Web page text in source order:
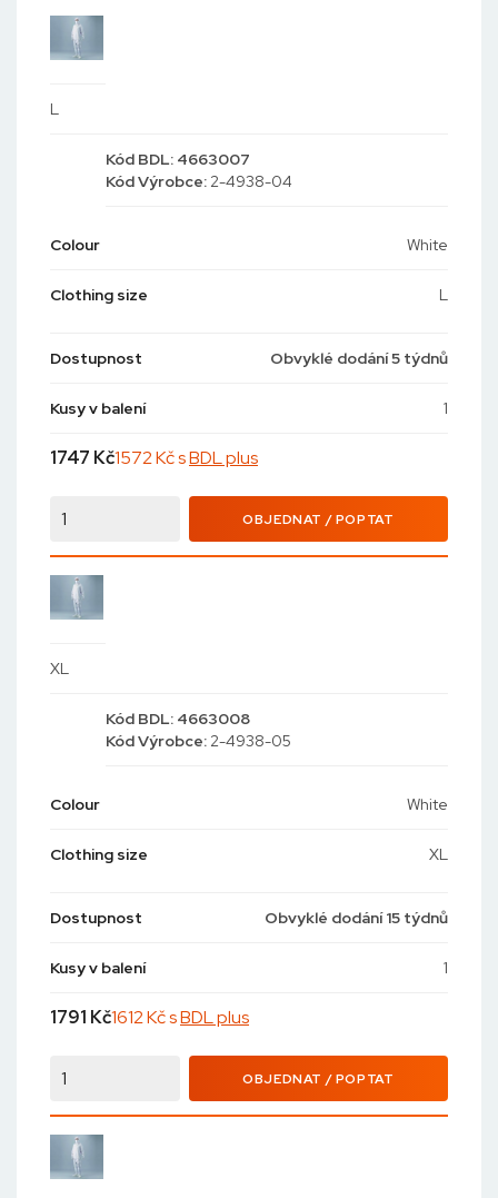
L
Kód BDL: 4663007
KódVýrobce: 2-4938-04
Colour White
Clothing size L
Dostupnost Obvyklé dodání 5 týdnů
Kusy v balení 1
1747 Kč1572 Kč sBDL plus
OBJEDNAT / POPTAT
XL
Kód BDL: 4663008
KódVýrobce: 2-4938-05
Colour White
Clothing size XL
Dostupnost Obvyklé dodání 15 týdnů
Kusy v balení 1
1791 Kč1612 Kč sBDL plus
OBJEDNAT / POPTAT